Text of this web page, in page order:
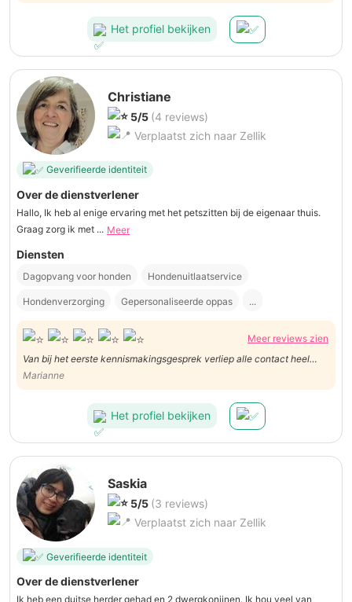
Het profiel bekijken
Christiane
5/5 (4 reviews)
Verplaatst zich naar Zellik
Geverifieerde identiteit
Over de dienstverlener
Hallo, Ik heb al enige ervaring met het petszitten bij de eigenaar thuis.
Graag zorg ik met ... Meer
Diensten
Dagopvang voor honden Hondenuitlaatservice
Hondenverzorging Gepersonaliseerde oppas ...
Meer reviews zien
Van bij het eerste kennismakingsgesprek verliep alle contact heel
vlot. Tijdens onze reis heeft Christiane elke dag leuke berichtjes en
fotootjes gestuurd. Christiane is heel zorgzaam en een echte
dierenvriend. Ik beveel haar diensten warm aan!
Marianne
Het profiel bekijken
Saskia
5/5 (3 reviews)
Verplaatst zich naar Zellik
Geverifieerde identiteit
Over de dienstverlener
Ik heb een duitse herder gehad en 2 dwergkonijnen. Ik hou veel van